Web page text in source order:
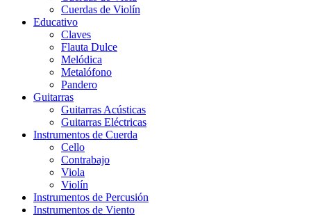
Cuerdas de Violín
Educativo
Claves
Flauta Dulce
Melódica
Metalófono
Pandero
Guitarras
Guitarras Acústicas
Guitarras Eléctricas
Instrumentos de Cuerda
Cello
Contrabajo
Viola
Violín
Instrumentos de Percusión
Instrumentos de Viento